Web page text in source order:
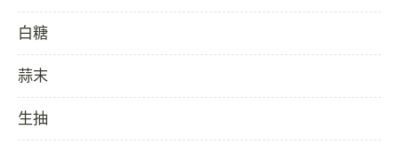
白糖
蒜末
生抽